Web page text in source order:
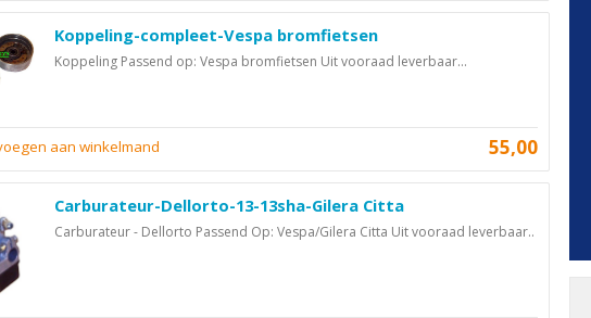
Koppeling-compleet-Vespa bromfietsen
Koppeling Passend op: Vespa bromfietsen Uit vooraad leverbaar...
55,00
aan winkelmand
Carburateur-Dellorto-13-13sha-Gilera Citta
Carburateur - Dellorto Passend Op: Vespa/Gilera Citta Uit vooraad leverbaar..